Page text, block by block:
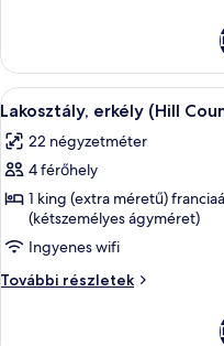
méretű)
franciaágy,
akadálymentesített
(Roll-
In
Shower)
méretű)
franciaágy,
akadálymentesített
In
Shower)
részletei
A
következő
szoba
összes
képének
megtekintése:
Lakosztály,
erkély
10
Lakosztály, erkély (Hill
22 négyzetméter
4 férőhely
1 king (extra méretű)
(kétszemélyes ágyméret)
Ingyenes wifi
További részletek
Lakosztály,